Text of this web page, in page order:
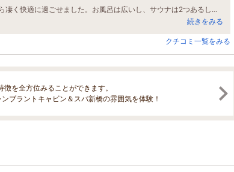
初めて利用なので、とても不安でしたが利用して見たら凄く快適に過ごせました。お風呂は広いし、サウナは2つあるし、朝食のパンは無料、コーヒーまで無料は助かります！ 駅からもすぐなので便利です。また東京来る機会があれば必ず利用します。
続きをみる
クチコミ一覧をみる
を全方位みることができます。
ブラントキャビン＆スパ新橋の雰囲気を体験！